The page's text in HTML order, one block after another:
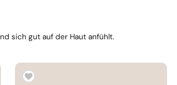
sich gut auf der Haut anfühlt.